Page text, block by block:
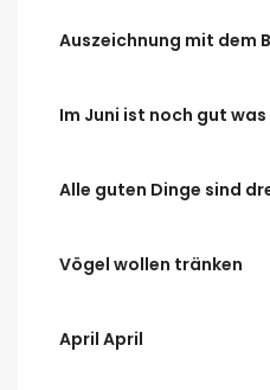
Auszeichnung mit dem
Im Juni ist noch gut was
Alle guten Dinge sind
Vögel wollen tränken
April April